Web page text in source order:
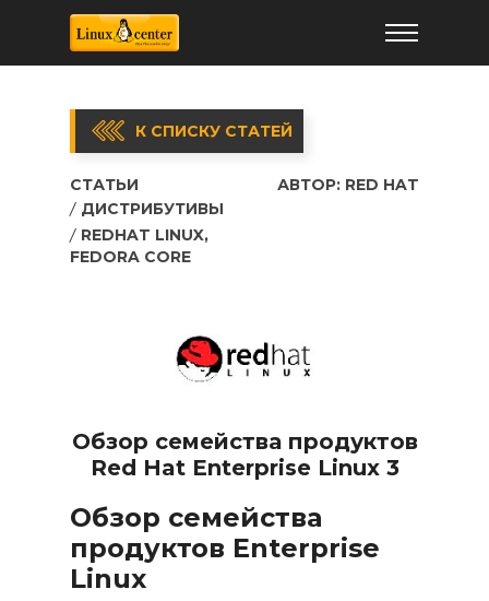
К СПИСКУ СТАТЕЙ
СТАТЬИ
ДИСТРИБУТИВЫ
REDHAT LINUX,
FEDORA CORE
АВТОР: RED HAT
Обзор семейства продуктов
Red Hat Enterprise Linux 3
Обзор семейства
продуктов Enterprise
Linux